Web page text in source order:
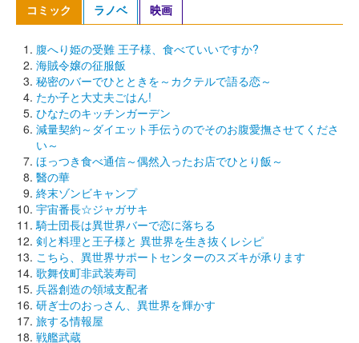
コミック ラノベ 映画
腹へり姫の受難 王子様、食べていいですか?
海賊令嬢の征服飯
秘密のバーでひとときを～カクテルで語る恋～
たか子と大丈夫ごはん!
ひなたのキッチンガーデン
減量契約～ダイエット手伝うのでそのお腹愛撫させてくださ
い～
ほっつき食べ通信～偶然入ったお店でひとり飯～
醫の華
終末ゾンビキャンプ
宇宙番長☆ジャガサキ
騎士団長は異世界バーで恋に落ちる
剣と料理と王子様と 異世界を生き抜くレシピ
こちら、異世界サポートセンターのスズキが承ります
歌舞伎町非武装寿司
兵器創造の領域支配者
研ぎ士のおっさん、異世界を輝かす
旅する情報屋
戦艦武蔵